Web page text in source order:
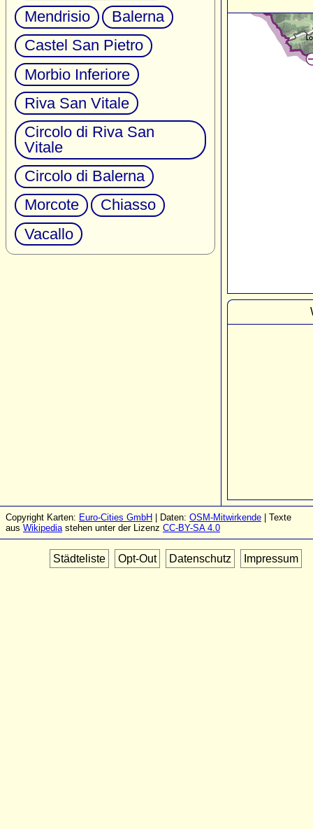
Mendrisio
Balerna
Castel San Pietro
Morbio Inferiore
Riva San Vitale
Circolo di Riva San
Vitale
Circolo di Balerna
Morcote
Chiasso
Vacallo
Copyright Karten: Euro-Cities GmbH | Daten: OSM-Mitwirkende | Texte
aus Wikipediastehen unter der Lizenz CC-BY-SA 4.0
Städteliste Opt-Out Datenschutz Impressum